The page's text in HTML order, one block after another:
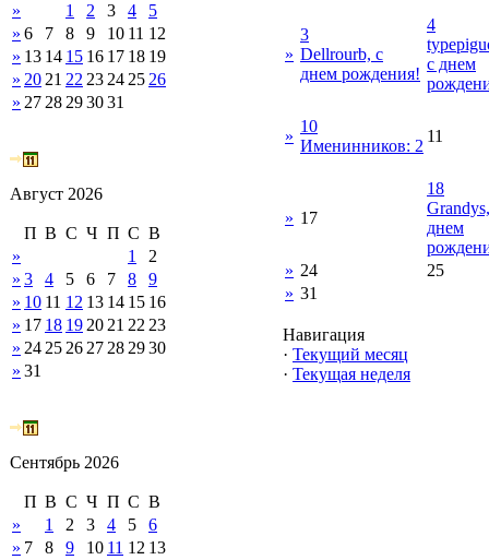
»
1 2 3 4
5
» 6 7 8 9 10 11 12
» 13 14 15 16 17 18 19
» 20 21 22 23 24 25 26
» 27 28 293031
Август 2026
П В С Ч П С В
»
1
2
» 3 4 5 6 7 8
9
» 10 11 12 13 14 15 16
» 17 18 19 20 21 22 23
» 24 25 26 27 28 2930
» 31
Сентябрь 2026
П В С Ч П С В
»
1 2 3 4 5
6
» 7 8 9 10 11 12 13
»
3
Dellrourb, с
днем рождения!
4
с днем
»
10
Именинников: 2
11
» 17
18
днем
» 24
25
» 31
Навигация
· Текущий месяц
· Текущая неделя